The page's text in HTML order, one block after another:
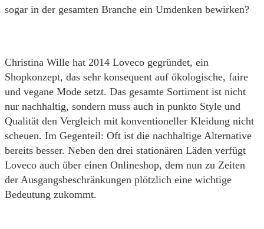
sogar in der gesamten Branche ein Umdenken bewirken?
Christina Wille hat 2014 Loveco gegründet, ein
Shopkonzept, das sehr konsequent auf ökologische, faire
und vegane Mode setzt. Das gesamte Sortiment ist nicht
nur nachhaltig, sondern muss auch in punkto Style und
Qualität den Vergleich mit konventioneller Kleidung nicht
scheuen. Im Gegenteil: Oft ist die nachhaltige Alternative
bereits besser. Neben den drei stationären Läden verfügt
Loveco auch über einen Onlineshop, dem nun zu Zeiten
der Ausgangsbeschränkungen plötzlich eine wichtige
Bedeutung zukommt.